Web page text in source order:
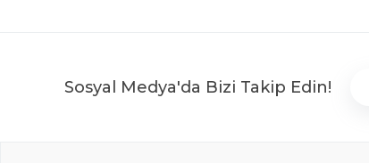
Sosyal Medya'da Bizi Takip Edin!